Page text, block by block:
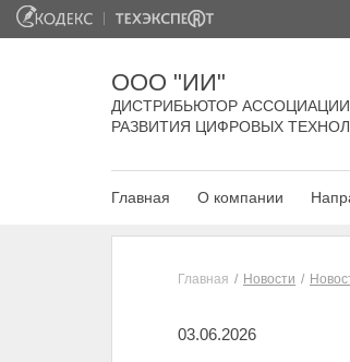
ООО "ИИ"
ДИСТРИБЬЮТОР
РАЗВИТИЯ ЦИФРОВЫХ
Главная О компании
Главная Новости
03.06.2026